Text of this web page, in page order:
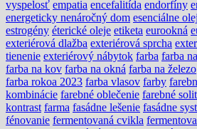
vyspelosť empatia encefalitída endorfíny
energeticky nenáročný dom esenciálne
estrogény éterické oleje etiketa eurookná
exteriérová dlažba exteriérová sprcha
tienenie exteriérový nábytok farba farba
farba na kov farba na okná farba na železo
farba rokoa 2023 farba vlasov farby
kombinácie farebné oblečenie farebné
kontrast farma fasádne lešenie fasádne
fénovanie fermentovaná cvikla